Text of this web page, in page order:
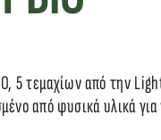
5 τεμαχίων από την
από φυσικά υλικά